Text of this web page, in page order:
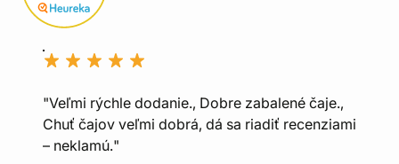
"Veľmi rýchle dodanie., Dobre zabalené čaje.,
Chuť čajov veľmi dobrá, dá sa riadiť recenziami
– neklamú."